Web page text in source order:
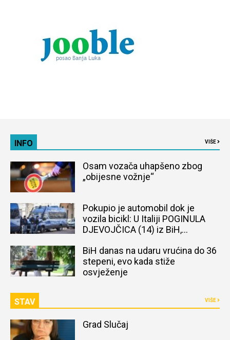
INFO VIŠE
Osam vozača uhapšeno zbog
„obijesne vožnje“
Pokupio je automobil dok je
vozila bicikl: U Italiji POGINULA
DJEVOJČICA (14) iz BiH,
BiH danas na udaru vrućina do 36
stepeni, evo kada stiže
osvježenje
STAV VIŠE
Grad Slučaj